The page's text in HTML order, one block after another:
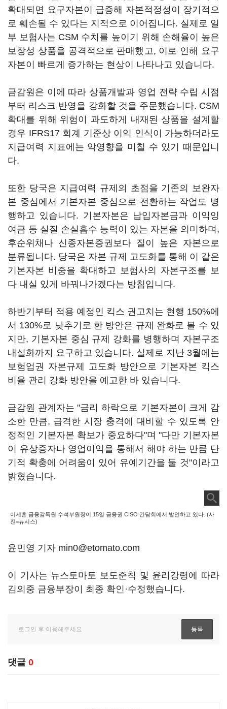
확대되면 요구자본이 급증해 자본적정성이 장기적으
로 훼손될 수 있다는 지적으로 이어집니다. 실제로 일
부 보험사는 CSM 수치를 높이기 위해 손해율이 높은
보장성 상품을 공격적으로 판매했고, 이로 인해 요구
자본이 빠르게 증가하는 현상이 나타나고 있습니다.
금감원은 이에 따라 상품개발과 영업 전략 수립 시점
부터 리스크 반영을 강화할 것을 주문했습니다. CSM
확대를 위해 위험이 과도하게 내재된 상품을 설계할
경우 IFRS17 회계 기준상 이익 인식이 가능하더라도
지급여력 지표에는 악영향을 미칠 수 있기 때문입니
다.
또한 당국은 지급여력 규제의 초점을 기존의 보완자
본 중심에서 기본자본 중심으로 전환하는 작업도 병
행하고 있습니다. 기본자본은 납입자본금과 이익잉
여금 등 실질 손실흡수 능력이 있는 자본을 의미하며,
후순위채나 신종자본증권보다 질이 높은 자본으로
분류됩니다. 당국은 자본 규제 고도화를 통해 이 같은
기본자본 비중을 확대하고 보험사의 자본구조를 보
다 내실 있게 바꿔나가겠다는 방침입니다.
하반기부터 적용 예정인 킥스 권고치는 현행 150%에
서 130%로 낮추기로 한 방안은 규제 완화로 볼 수 있
지만, 기본자본 중심 규제 강화를 병행하며 자본구조
내실화까지 요구하고 있습니다. 실제로 지난 3월에는
보험업권 자본규제 고도화 방안으로 기본자본 킥스
비율 관리 강화 방안을 예고한 바 있습니다.
금감원 관계자는 "금리 하락으로 기본자본이 크게 감
소한 만큼, 급격한 시장 충격에 대비할 수 있도록 안
정적인 기본자본 확보가 중요하다"며 "다만 기본자본
이 유상증자나 영업이익을 통해서 해야 하는 만큼 단
기적 확충에 어려움이 있어 유예기간을 둘 것"이라고
밝혔습니다.
이세훈 금융감독원 수석부원장이 15일 금융권 CISO 간담회에서 발언하고 있다. (사
진=뉴시스)
윤민영 기자 min0@etomato.com
이 기사는 뉴스토마토 보도준칙 및 윤리강령에 따라
김의중 금융부장이 최종 확인·수정했습니다.
댓글 0